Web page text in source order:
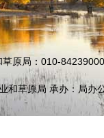
草原局：010-
和草原局 承办：局办